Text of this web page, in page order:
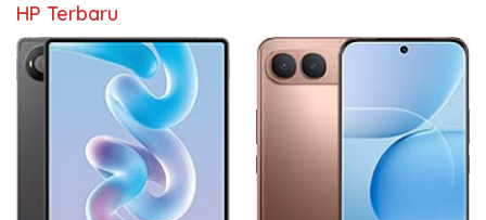
HP Terbaru